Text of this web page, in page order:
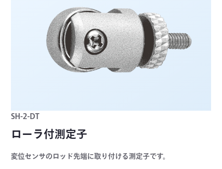
SH-2-DT
ローラ付測定子
変位センサのロッド先端に取り付ける測定子です。